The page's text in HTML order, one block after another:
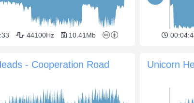
44100Hz 10.41Mb
- Cooperation Road Unicorn